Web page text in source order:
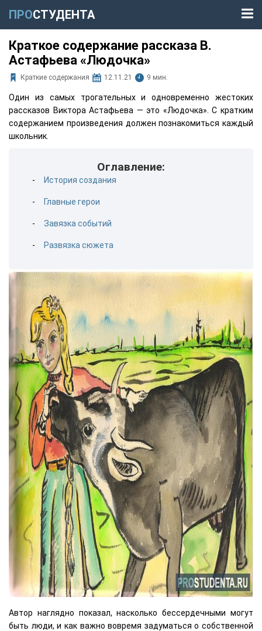
ПРОСТУДЕНТА
Краткое содержание рассказа В.
Астафьева «Людочка»
Краткие содержания 12.11.21 9 мин.
Один из самых трогательных и одновременно жестоких
рассказов Виктора Астафьева — это «Людочка». С кратким
содержанием произведения должен познакомиться каждый
школьник.
Оглавление:
История создания
Главные герои
Завязка событий
Развязка сюжета
Автор наглядно показал, насколько бессердечными могут
быть люди, и как важно вовремя задуматься о собственной